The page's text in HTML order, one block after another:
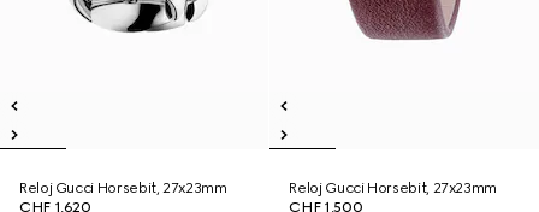
Reloj Gucci Horsebit, 27x23mm
CHF 1,620
Reloj Gucci Horsebit, 27x23mm
CHF 1,500